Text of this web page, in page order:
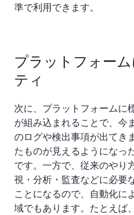
準で利用できます。
プラットフォー
ティ
次に、プラットフォームに
が組み込まれることで、今
のログや検出事項が出てき
たものが見えるようになっ
です。一方で、従来のやり
視・分析・監査などに必要
ことになるので、自動化に
域でもあります。たとえば、